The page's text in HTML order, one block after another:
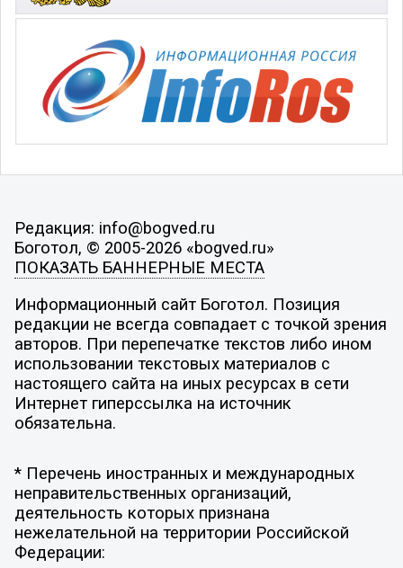
Редакция: info@bogved.ru
Боготол, © 2005-2026 «bogved.ru»
ПОКАЗАТЬ БАННЕРНЫЕ МЕСТА
Информационный сайт Боготол. Позиция
редакции не всегда совпадает с точкой зрения
авторов. При перепечатке текстов либо ином
использовании текстовых материалов с
настоящего сайта на иных ресурсах в сети
Интернет гиперссылка на источник
обязательна.
* Перечень иностранных и международных
неправительственных организаций,
деятельность которых признана
нежелательной на территории Российской
Федерации: